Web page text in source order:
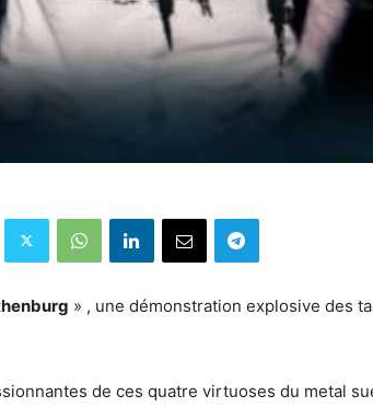
» , une démonstration explosive des
de ces quatre virtuoses du metal